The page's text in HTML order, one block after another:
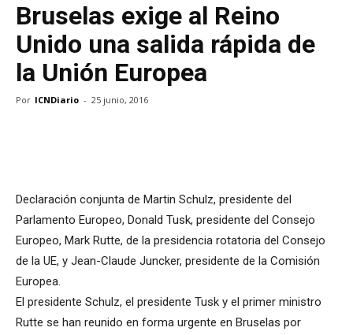
Bruselas exige al Reino
Unido una salida rápida de
la Unión Europea
Por ICNDiario - 25 junio, 2016
Declaración conjunta de Martin Schulz, presidente del
Parlamento Europeo, Donald Tusk, presidente del Consejo
Europeo, Mark Rutte, de la presidencia rotatoria del Consejo
de la UE, y Jean-Claude Juncker, presidente de la Comisión
Europea.
El presidente Schulz, el presidente Tusk y el primer ministro
Rutte se han reunido en forma urgente en Bruselas por